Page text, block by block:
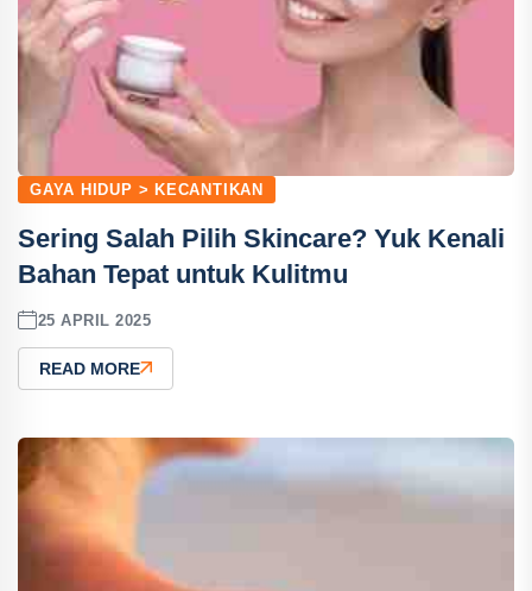
GAYA HIDUP > KECANTIKAN
Sering Salah Pilih Skincare? Yuk Kenali
Bahan Tepat untuk Kulitmu
25 APRIL 2025
READ MORE